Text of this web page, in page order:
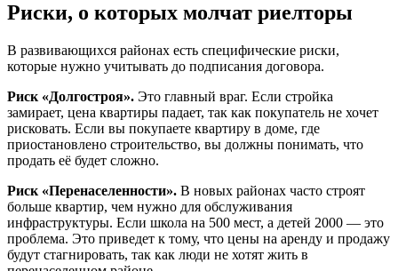
Риски, о которых молчат риелторы
В развивающихся районах есть специфические риски,
которые нужно учитывать до подписания договора.
Риск «Долгостроя». Это главный враг. Если стройка
замирает, цена квартиры падает, так как покупатель не хочет
рисковать. Если вы покупаете квартиру в доме, где
приостановлено строительство, вы должны понимать, что
продать её будет сложно.
Риск «Перенаселенности». В новых районах часто строят
больше квартир, чем нужно для обслуживания
инфраструктуры. Если школа на 500 мест, а детей 2000 — это
проблема. Это приведет к тому, что цены на аренду и продажу
будут стагнировать, так как люди не хотят жить в